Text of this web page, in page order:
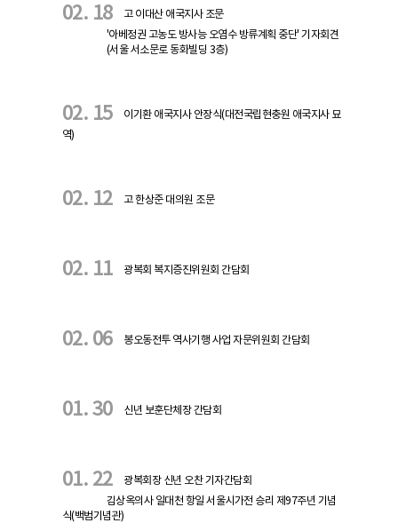
02. 18
고 이대산 애국지사 조문
'아베정권 고농도 방사능 오염수 방류계획 중단' 기자회견
(서울 서소문로 동화빌딩 3층)
02. 15
이기환 애국지사 안장식(대전국립현충원 애국지사 묘
역)
02. 12 고 한상준 대의원 조문
02. 11 광복회 복지증진위원회 간담회
02. 06 봉오동전투 역사기행 사업 자문위원회 간담회
01. 30 신년 보훈단체장 간담회
01. 22
광복회장 신년 오찬 기자간담회
김상옥의사 일대천 항일 서울시가전 승리 제97주년 기념
식(백범기념관)